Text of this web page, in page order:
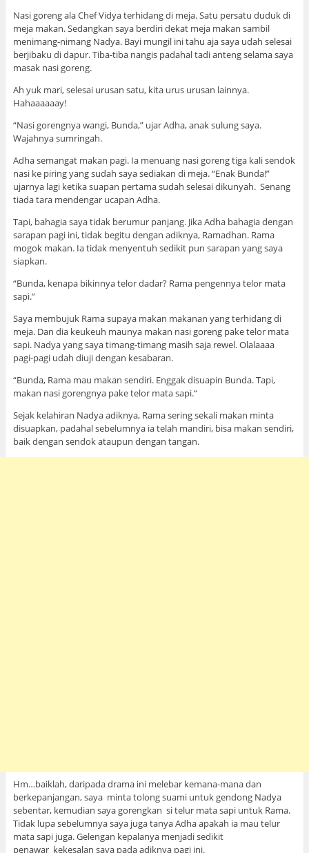
Nasi goreng ala Chef Vidya terhidang di meja. Satu persatu duduk di
meja makan. Sedangkan saya berdiri dekat meja makan sambil
menimang-nimang Nadya. Bayi mungil ini tahu aja saya udah selesai
berjibaku di dapur. Tiba-tiba nangis padahal tadi anteng selama saya
masak nasi goreng.
Ah yuk mari, selesai urusan satu, kita urus urusan lainnya.
Hahaaaaaay!
“Nasi gorengnya wangi, Bunda,” ujar Adha, anak sulung saya.
Wajahnya sumringah.
Adha semangat makan pagi. Ia menuang nasi goreng tiga kali sendok
nasi ke piring yang sudah saya sediakan di meja. “Enak Bunda!”
ujarnya lagi ketika suapan pertama sudah selesai dikunyah. Senang
tiada tara mendengar ucapan Adha.
Tapi, bahagia saya tidak berumur panjang. Jika Adha bahagia dengan
sarapan pagi ini, tidak begitu dengan adiknya, Ramadhan. Rama
mogok makan. Ia tidak menyentuh sedikit pun sarapan yang saya
siapkan.
“Bunda, kenapa bikinnya telor dadar? Rama pengennya telor mata
sapi.”
Saya membujuk Rama supaya makan makanan yang terhidang di
meja. Dan dia keukeuh maunya makan nasi goreng pake telor mata
sapi. Nadya yang saya timang-timang masih saja rewel. Olalaaaa
pagi-pagi udah diuji dengan kesabaran.
“Bunda, Rama mau makan sendiri. Enggak disuapin Bunda. Tapi,
makan nasi gorengnya pake telor mata sapi.“
Sejak kelahiran Nadya adiknya, Rama sering sekali makan minta
disuapkan, padahal sebelumnya ia telah mandiri, bisa makan sendiri,
baik dengan sendok ataupun dengan tangan.
Hm…baiklah, daripada drama ini melebar kemana-mana dan
berkepanjangan, saya minta tolong suami untuk gendong Nadya
sebentar, kemudian saya gorengkan si telur mata sapi untuk Rama.
Tidak lupa sebelumnya saya juga tanya Adha apakah ia mau telur
mata sapi juga. Gelengan kepalanya menjadi sedikit
penawar kekesalan saya pada adiknya pagi ini.